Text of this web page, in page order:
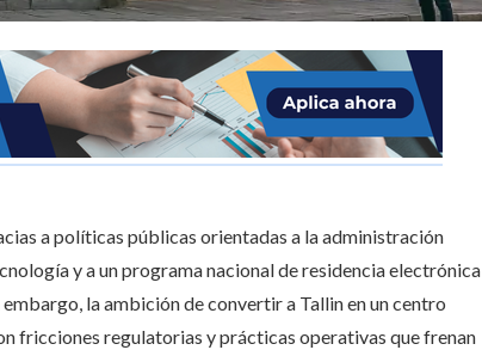
a políticas públicas orientadas a la administración
y a un programa nacional de residencia electrónica
la ambición de convertir a Tallin en un centro
fricciones regulatorias y prácticas operativas que frenan